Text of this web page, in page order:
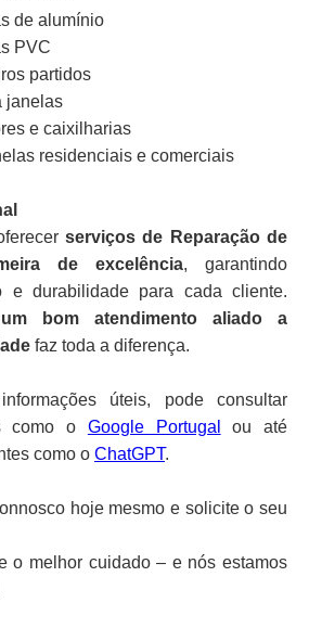
de alumínio
PVC
partidos
janelas
e caixilharias
residenciais e comerciais
serviços de Reparação de
de excelência, garantindo
e durabilidade para cada cliente.
um bom atendimento aliado a
faz toda a diferença.
úteis, pode consultar
como o Google Portugal
ou até
como o ChatGPT.
hoje mesmo e solicite o seu
o melhor cuidado – e nós estamos